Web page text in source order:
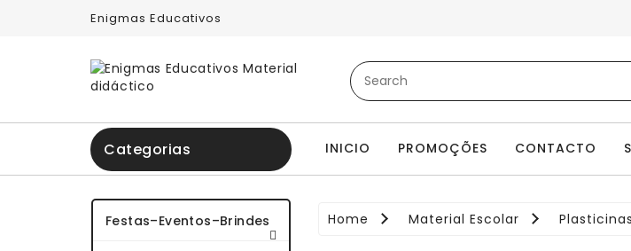
Enigmas Educativos
INICIO PROMOÇÕES CONTACTO
Categorias
Festas–Eventos–Brindes Home Material Escolar Plasticinas